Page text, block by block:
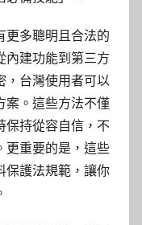
更多聰明且合法的
內建功能到第三方
，台灣使用者可以
案。這些方法不僅
保持從容自信，不
更重要的是，這些
保護法規範，讓你